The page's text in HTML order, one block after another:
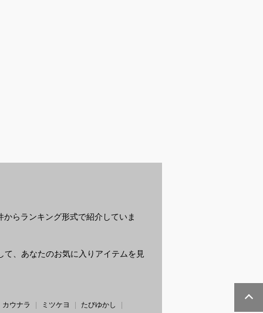
らランキング形式で紹介していま
、あなたのお気に入りアイテムを見
カウナラ ミツケヨ たびゆかし